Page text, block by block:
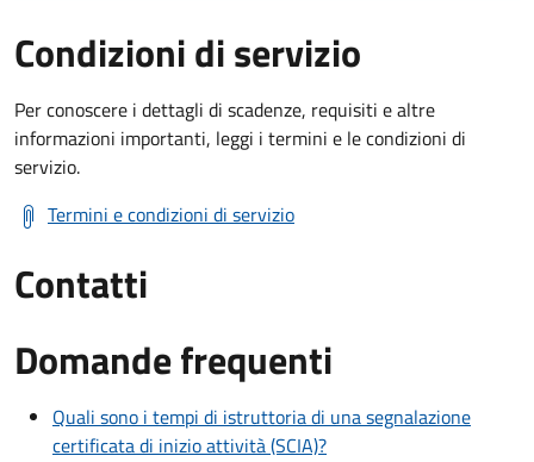
Condizioni di servizio
Per conoscere i dettagli di scadenze, requisiti e altre
informazioni importanti, leggi i termini e le condizioni di
servizio.
Termini e condizioni di servizio
Contatti
Domande frequenti
Quali sono i tempi di istruttoria di una segnalazione
certificata di inizio attività (SCIA)?